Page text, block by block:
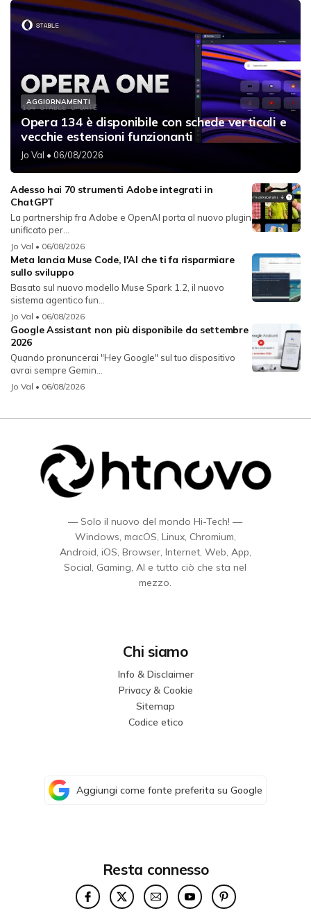
AGGIORNAMENTI
Opera 134 è disponibile con schede verticali e
vecchie estensioni funzionanti
Jo Val • 06/08/2026
Adesso hai 70 strumenti Adobe integrati in
ChatGPT
La partnership fra Adobe e OpenAI porta al nuovo plugin
unificato per...
Jo Val • 06/08/2026
Meta lancia Muse Code, l'AI che ti fa risparmiare
sullo sviluppo
Basato sul nuovo modello Muse Spark 1.2, il nuovo
sistema agentico fun...
Jo Val • 06/08/2026
Google Assistant non più disponibile da settembre
2026
Quando pronuncerai "Hey Google" sul tuo dispositivo
avrai sempre Gemin...
Jo Val • 06/08/2026
— Solo il nuovo del mondo Hi-Tech! —
Windows, macOS, Linux, Chromium,
Android, iOS, Browser, Internet, Web, App,
Social, Gaming, AI e tutto ciò che sta nel
mezzo.
Chi siamo
Info & Disclaimer
Privacy & Cookie
Sitemap
Codice etico
Aggiungi come fonte preferita su Google
Resta connesso